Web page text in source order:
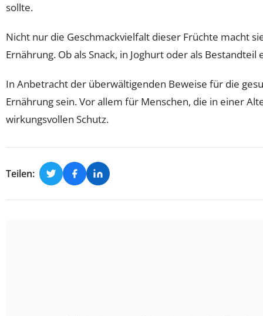
sollte.
Nicht nur die Geschmackvielfalt dieser Früchte macht
Ernährung. Ob als Snack, in Joghurt oder als
In Anbetracht der überwältigenden Beweise für die
Ernährung sein. Vor allem für Menschen, die in einer
wirkungsvollen Schutz.
Teilen: